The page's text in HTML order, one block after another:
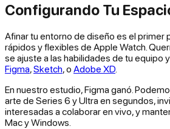
Configurando Tu
Afinar tu entorno de diseño es el primer
rápidos y flexibles de Apple Watch.
se ajuste a las habilidades de tu equipo
Figma,Sketch, o Adobe XD
En nuestro estudio, Figma ganó.
arte de Series 6 y Ultra en segundos,
interesadas a colaborar en vivo, y
Mac y Windows.